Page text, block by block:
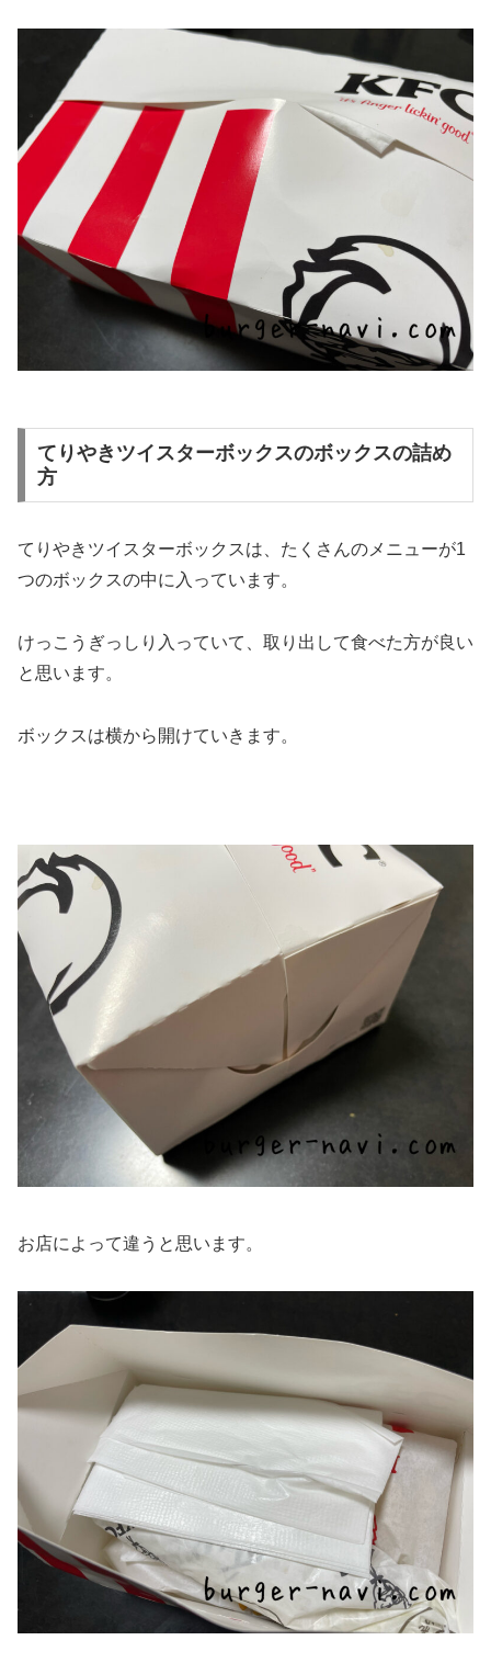
てりやきツイスターボックスのボックスの詰め
方
てりやきツイスターボックスは、たくさんのメニューが1
つのボックスの中に入っています。
けっこうぎっしり入っていて、取り出して食べた方が良い
と思います。
ボックスは横から開けていきます。
お店によって違うと思います。